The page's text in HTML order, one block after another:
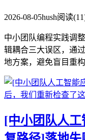
2026-08-05hush阅读
中小团队编程实践调
辑耦合三大误区，通
地方案，避免盲目重
[中小团队人